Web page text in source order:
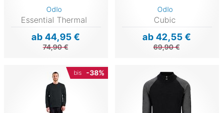
Odlo
Essential Thermal
ab 44,95 €
74,90 €
Odlo
Cubic
ab 42,55 €
69,90 €
bis -38%